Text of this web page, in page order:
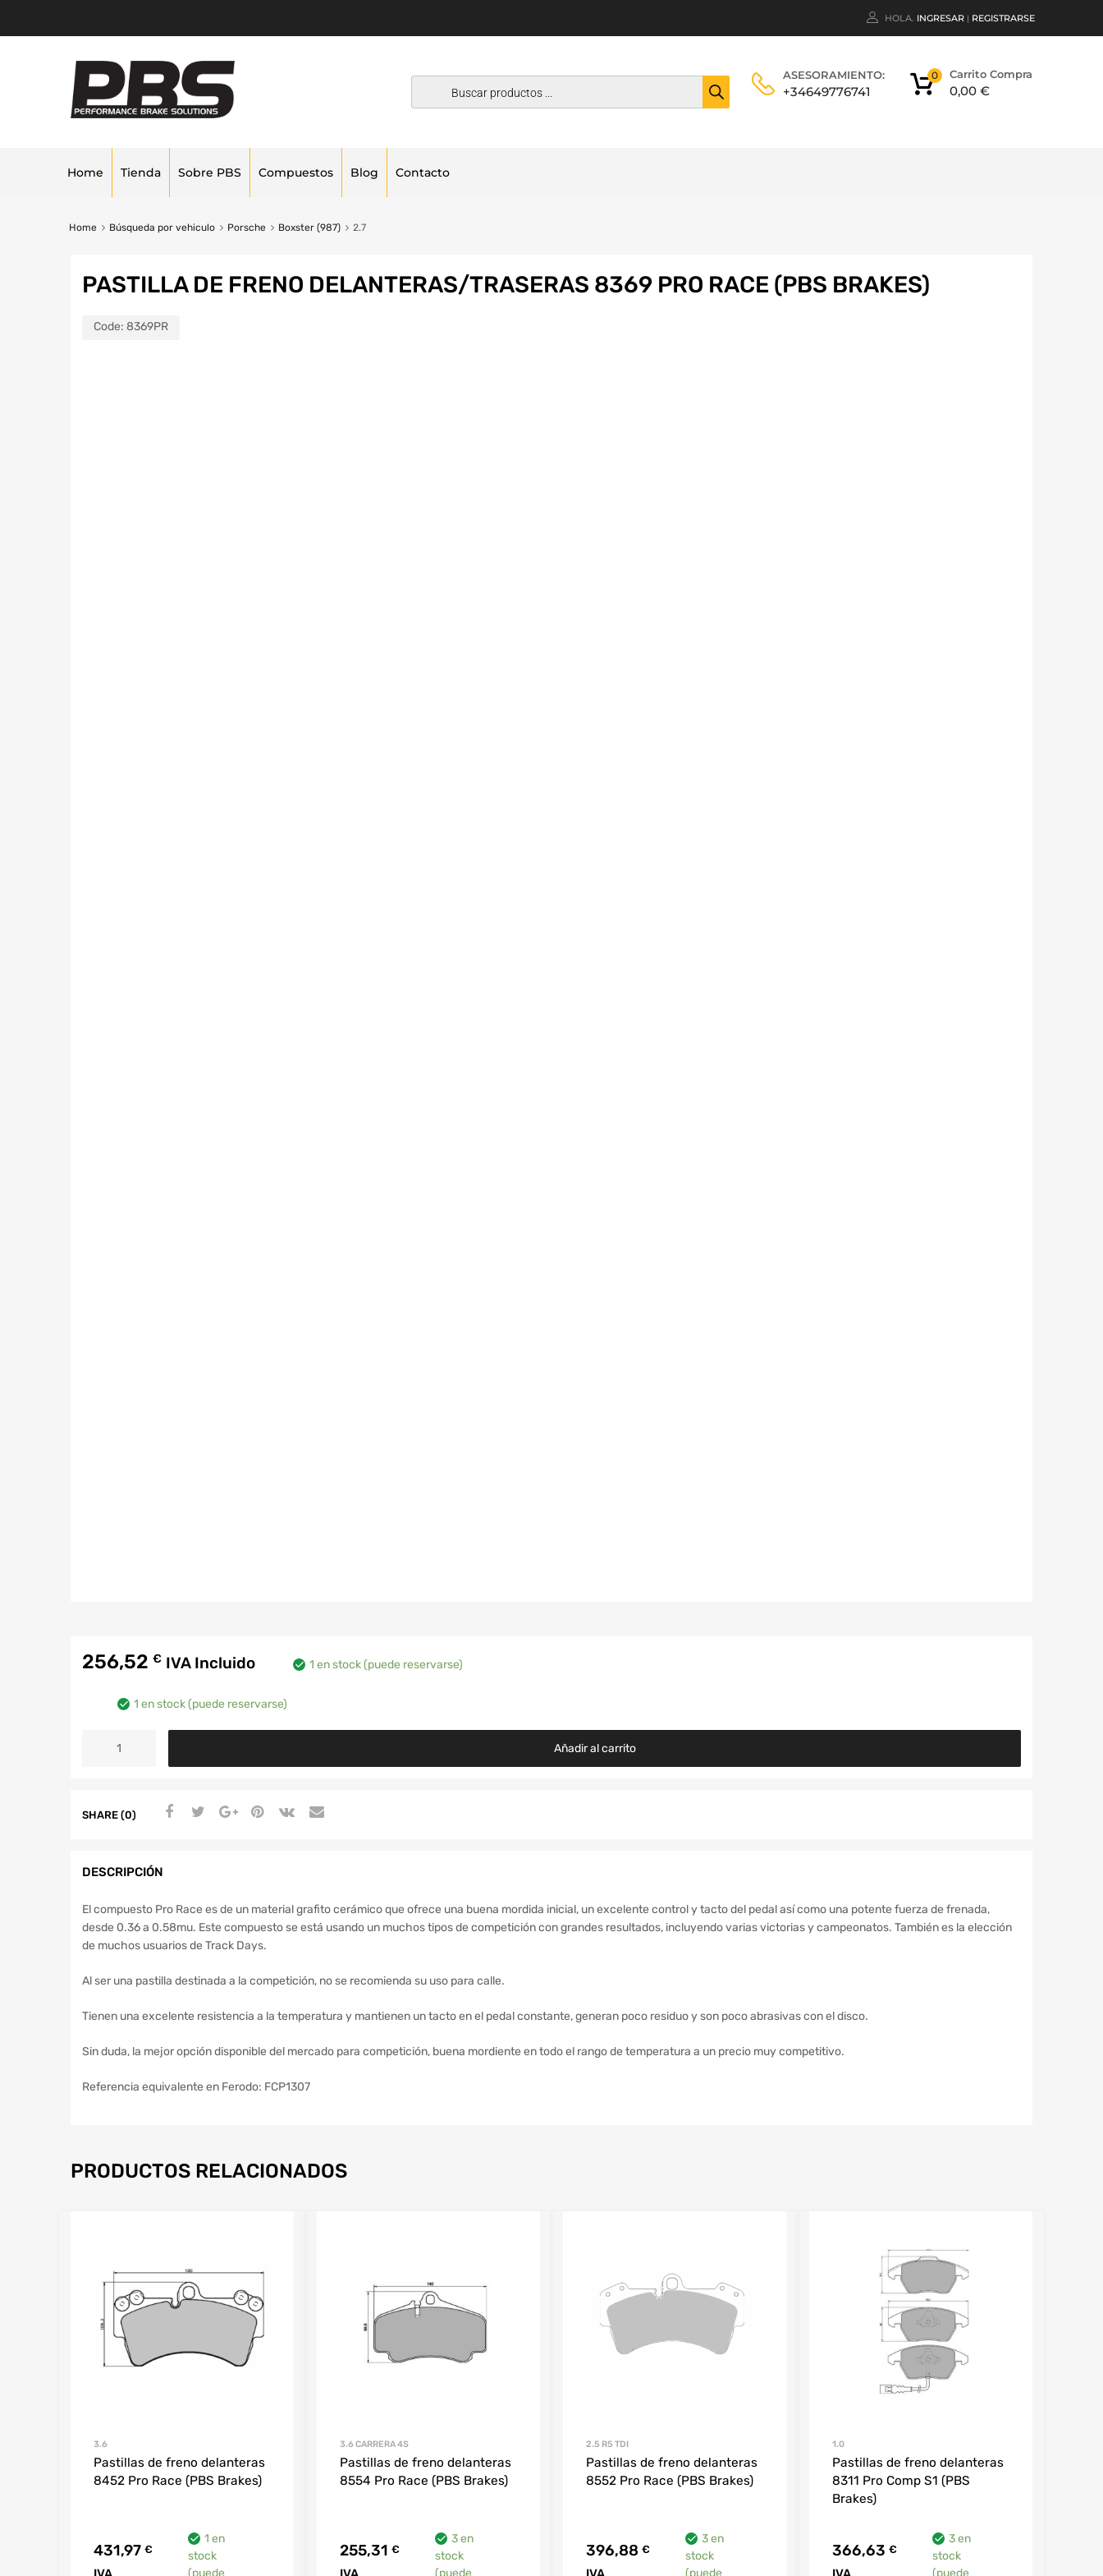
HOLA. INGRESAR | REGISTRARSE
ASESORAMIENTO:
+34649776741
Carrito Compra
0,00 €
0
Home Tienda Sobre PBS Compuestos Blog Contacto
Home Búsqueda por vehiculo Porsche Boxster (987) 2.7
PASTILLA DE FRENO DELANTERAS/TRASERAS 8369 PRO RACE (PBS BRAKES)
Code: 8369PR
256,52 € IVA Incluido 1 en stock (puede reservarse)
1 en stock (puede reservarse)
Añadir al carrito
SHARE (0)
DESCRIPCIÓN
El compuesto Pro Race es de un material grafito cerámico que ofrece una buena mordida inicial, un excelente control y tacto del pedal así como una potente fuerza de frenada,
desde 0.36 a 0.58mu. Este compuesto se está usando un muchos tipos de competición con grandes resultados, incluyendo varias victorias y campeonatos. También es la elección
de muchos usuarios de Track Days.
Al ser una pastilla destinada a la competición, no se recomienda su uso para calle.
Tienen una excelente resistencia a la temperatura y mantienen un tacto en el pedal constante, generan poco residuo y son poco abrasivas con el disco.
Sin duda, la mejor opción disponible del mercado para competición, buena mordiente en todo el rango de temperatura a un precio muy competitivo.
Referencia equivalente en Ferodo: FCP1307
PRODUCTOS RELACIONADOS
3.6
Pastillas de freno delanteras
8452 Pro Race (PBS Brakes)
431,97 €
1 en
stock
3.6 CARRERA 4S
Pastillas de freno delanteras
8554 Pro Race (PBS Brakes)
255,31 €
3 en
stock
2.5 R5 TDI
Pastillas de freno delanteras
8552 Pro Race (PBS Brakes)
396,88 €
3 en
stock
1.0
Pastillas de freno delanteras
8311 Pro Comp S1 (PBS
Brakes)
366,63 €
3 en
stock